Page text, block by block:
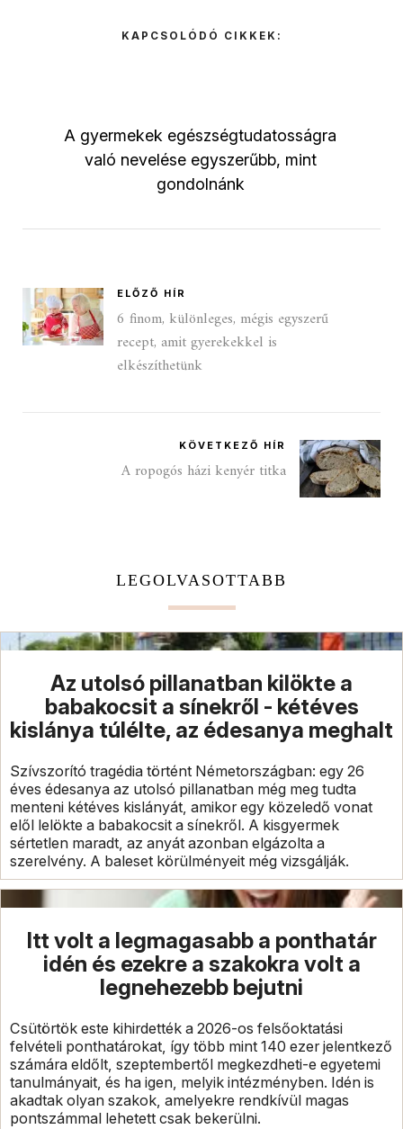
KAPCSOLÓDÓ CIKKEK:
A gyermekek egészségtudatosságra
való nevelése egyszerűbb, mint
gondolnánk
ELŐZŐ HÍR
6 finom, különleges, mégis egyszerű
recept, amit gyerekekkel is
elkészíthetünk
KÖVETKEZŐ HÍR
A ropogós házi kenyér titka
LEGOLVASOTTABB
Az utolsó pillanatban kilökte a
babakocsit a sínekről - kétéves
kislánya túlélte, az édesanya meghalt
Szívszorító tragédia történt Németországban: egy 26
éves édesanya az utolsó pillanatban még meg tudta
menteni kétéves kislányát, amikor egy közeledő vonat
elől lelökte a babakocsit a sínekről. A kisgyermek
sértetlen maradt, az anyát azonban elgázolta a
szerelvény. A baleset körülményeit még vizsgálják.
Itt volt a legmagasabb a ponthatár
idén és ezekre a szakokra volt a
legnehezebb bejutni
Csütörtök este kihirdették a 2026-os felsőoktatási
felvételi ponthatárokat, így több mint 140 ezer jelentkező
számára eldőlt, szeptembertől megkezdheti-e egyetemi
tanulmányait, és ha igen, melyik intézményben. Idén is
akadtak olyan szakok, amelyekre rendkívül magas
pontszámmal lehetett csak bekerülni.